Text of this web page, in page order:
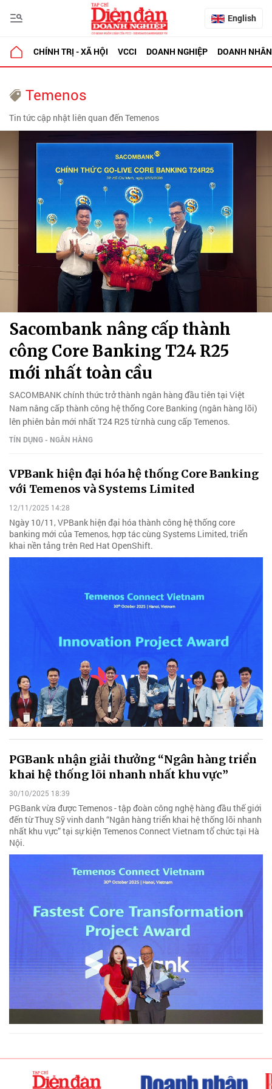
English
CHÍNH TRỊ - XÃ HỘI VCCI DOANH NGHIỆP DOANH NHÂN
Temenos
Tin tức cập nhật liên quan đến Temenos
Sacombank nâng cấp thành
công Core Banking T24 R25
mới nhất toàn cầu
SACOMBANK chính thức trở thành ngân hàng đầu tiên tại Việt
Nam nâng cấp thành công hệ thống Core Banking (ngân hàng lõi)
lên phiên bản mới nhất T24 R25 từ nhà cung cấp Temenos.
TÍN DỤNG - NGÂN HÀNG
VPBank hiện đại hóa hệ thống Core Banking
với Temenos và Systems Limited
12/11/2025 14:28
Ngày 10/11, VPBank hiện đại hóa thành công hệ thống core
banking mới của Temenos, hợp tác cùng Systems Limited, triển
khai nền tảng trên Red Hat OpenShift.
PGBank nhận giải thưởng “Ngân hàng triển
khai hệ thống lõi nhanh nhất khu vực”
30/10/2025 18:39
PGBank vừa được Temenos - tập đoàn công nghệ hàng đầu thế giới
đến từ Thuỵ Sỹ vinh danh “Ngân hàng triển khai hệ thống lõi nhanh
nhất khu vực” tại sự kiện Temenos Connect Vietnam tổ chức tại Hà
Nội.